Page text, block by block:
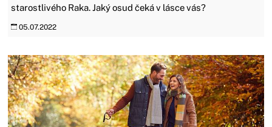
starostlivého Raka. Jaký osud čeká v lásce vás?
05.07.2022